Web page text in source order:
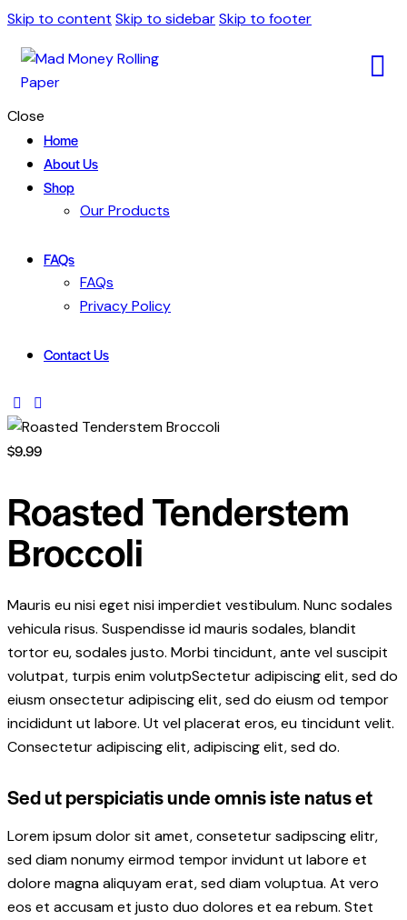
Skip to content Skip to sidebarSkip to footer
Close
Home
About Us
Shop
Our Products
FAQs
FAQs
Privacy Policy
Contact Us
$9.99
Roasted Tenderstem
Broccoli
Mauris eu nisi eget nisi imperdiet vestibulum. Nunc sodales
vehicula risus. Suspendisse id mauris sodales, blandit
tortor eu, sodales justo. Morbi tincidunt, ante vel suscipit
volutpat, turpis enim volutpSectetur adipiscing elit, sed do
eiusm onsectetur adipiscing elit, sed do eiusm od tempor
incididunt ut labore. Ut vel placerat eros, eu tincidunt velit.
Consectetur adipiscing elit, adipiscing elit, sed do.
Sed ut perspiciatis unde omnis iste natus et
Lorem ipsum dolor sit amet, consetetur sadipscing elitr,
sed diam nonumy eirmod tempor invidunt ut labore et
dolore magna aliquyam erat, sed diam voluptua. At vero
eos et accusam et justo duo dolores et ea rebum. Stet